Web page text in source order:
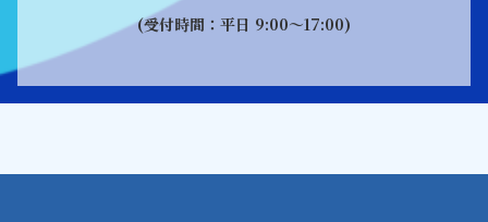
(受付時間：平日 9:00〜17:00)